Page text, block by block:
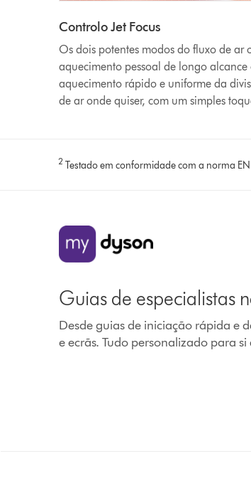
Controlo Jet Focus
Os dois potentes modos do fluxo de ar
aquecimento pessoal de longo alcance
aquecimento rápido e uniforme da
de ar onde quiser, com um simples
2 Testado em conformidade com a norma
Guias de especialistas
Desde guias de iniciação rápida e
e ecrãs. Tudo personalizado para